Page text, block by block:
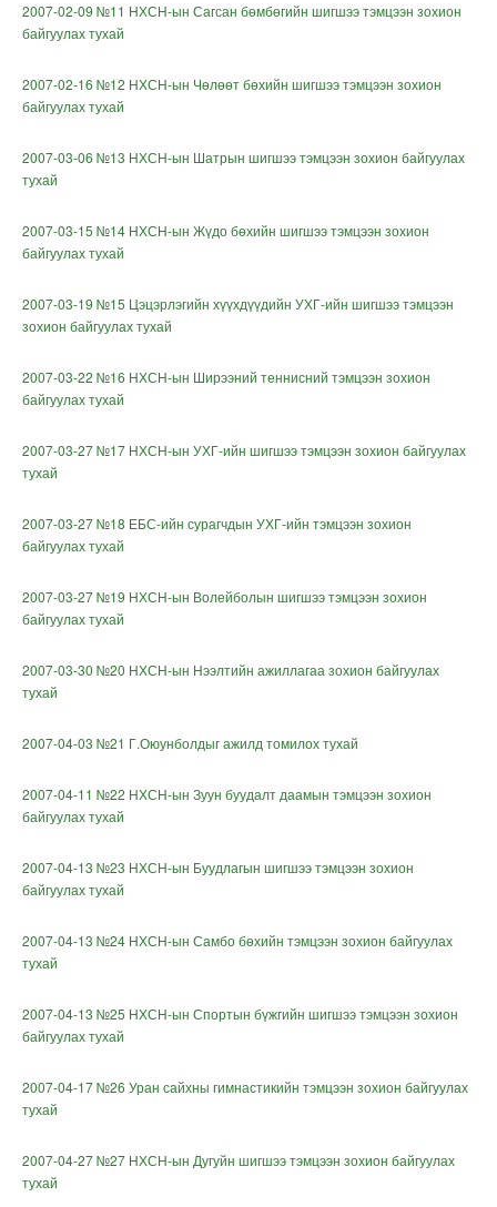
2007-02-09 №11 НХСН-ын Сагсан бөмбөгийн шигшээ тэмцээн зохион
байгуулах тухай
2007-02-16 №12 НХСН-ын Чөлөөт бөхийн шигшээ тэмцээн зохион
байгуулах тухай
2007-03-06 №13 НХСН-ын Шатрын шигшээ тэмцээн зохион байгуулах
тухай
2007-03-15 №14 НХСН-ын Жүдо бөхийн шигшээ тэмцээн зохион
байгуулах тухай
2007-03-19 №15 Цэцэрлэгийн хүүхдүүдийн УХГ-ийн шигшээ тэмцээн
зохион байгуулах тухай
2007-03-22 №16 НХСН-ын Ширээний теннисний тэмцээн зохион
байгуулах тухай
2007-03-27 №17 НХСН-ын УХГ-ийн шигшээ тэмцээн зохион байгуулах
тухай
2007-03-27 №18 ЕБС-ийн сурагчдын УХГ-ийн тэмцээн зохион
байгуулах тухай
2007-03-27 №19 НХСН-ын Волейболын шигшээ тэмцээн зохион
байгуулах тухай
2007-03-30 №20 НХСН-ын Нээлтийн ажиллагаа зохион байгуулах
тухай
2007-04-03 №21 Г.Оюунболдыг ажилд томилох тухай
2007-04-11 №22 НХСН-ын Зуун буудалт даамын тэмцээн зохион
байгуулах тухай
2007-04-13 №23 НХСН-ын Буудлагын шигшээ тэмцээн зохион
байгуулах тухай
2007-04-13 №24 НХСН-ын Самбо бөхийн тэмцээн зохион байгуулах
тухай
2007-04-13 №25 НХСН-ын Спортын бүжгийн шигшээ тэмцээн зохион
байгуулах тухай
2007-04-17 №26 Уран сайхны гимнастикийн тэмцээн зохион байгуулах
тухай
2007-04-27 №27 НХСН-ын Дугуйн шигшээ тэмцээн зохион байгуулах
тухай